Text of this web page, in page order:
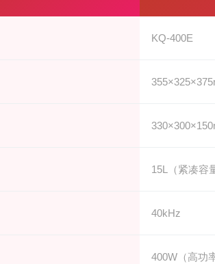
KQ-400E
15L（紧凑容
40kHz
400W（高功